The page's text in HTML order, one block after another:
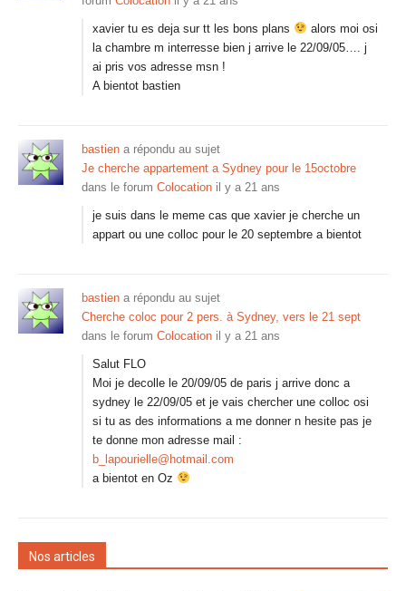
xavier tu es deja sur tt les bons plans
alors moi osi
la chambre m interresse bien j arrive le 22/09/05…. j
ai pris vos adresse msn !
A bientot bastien
bastien a répondu au sujet
Je cherche appartement a Sydney pour le 15octobre
dans le forum Colocation il y a 21 ans
je suis dans le meme cas que xavier je cherche un
appart ou une colloc pour le 20 septembre a bientot
bastien a répondu au sujet
Cherche coloc pour 2 pers. à Sydney, vers le 21 sept
dans le forum Colocation il y a 21 ans
Salut FLO
Moi je decolle le 20/09/05 de paris j arrive donc a
sydney le 22/09/05 et je vais chercher une colloc osi
si tu as des informations a me donner n hesite pas je
te donne mon adresse mail :
b_lapourielle@hotmail.com
a bientot en Oz
Nos articles